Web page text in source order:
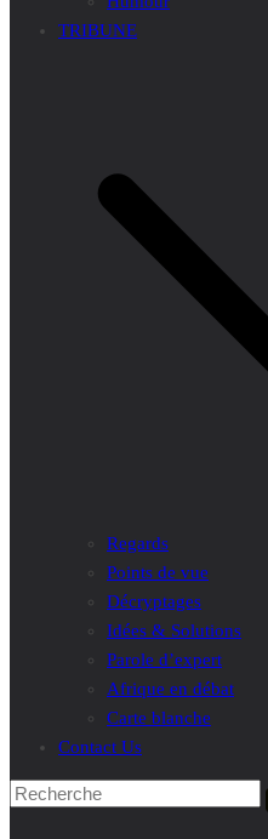
TRIBUNE
Regards
Points de vue
Décryptages
Idées & Solutions
Parole d’expert
Afrique en débat
Carte blanche
Contact Us